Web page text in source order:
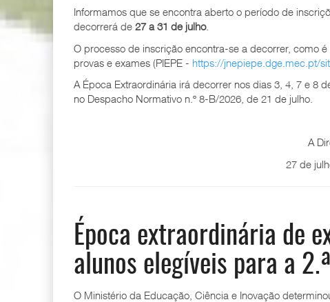
Informamos que se encontra aberto o período de
decorrerá de 27 a 31 de julho.
O processo de inscrição encontra-se a decorrer, como
provas e exames (PIEPE - https://jnepiepe.dge.mec.pt/
A Época Extraordinária irá decorrer nos dias 3, 4, 7 e 8
no Despacho Normativo n.º 8-B/2026, de 21 de julho.
A
27 de
Época extraordinária de
alunos elegíveis para a
O Ministério da Educação, Ciência e Inovação